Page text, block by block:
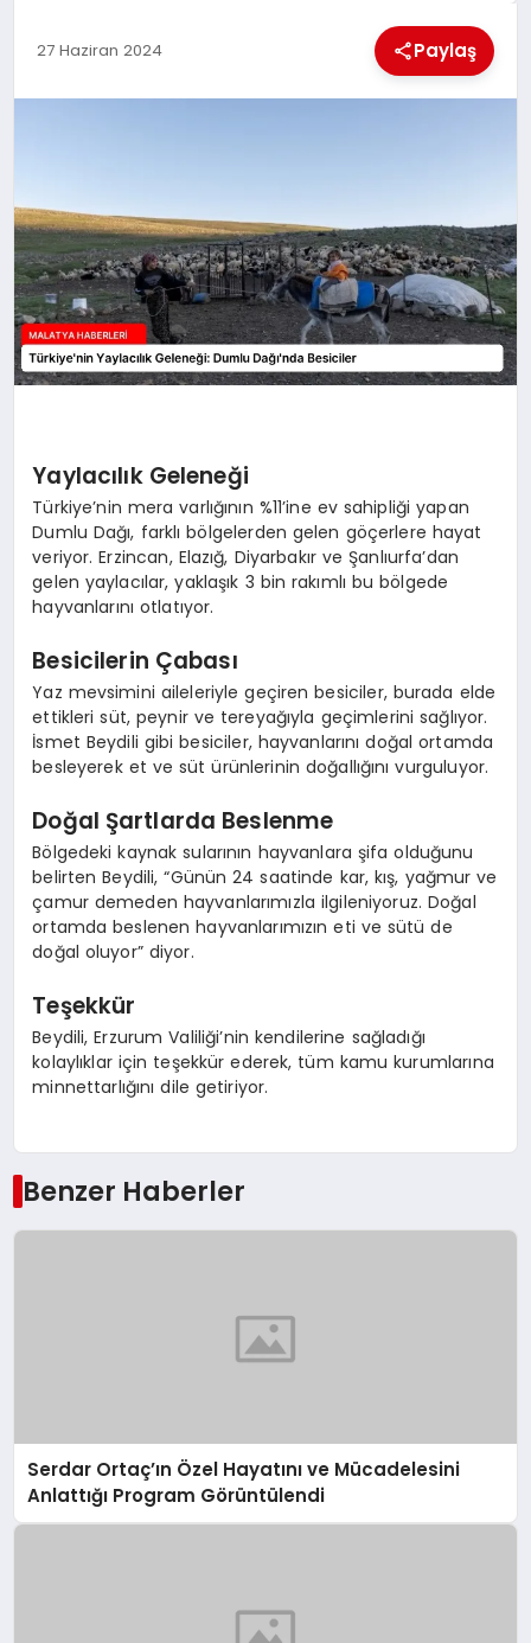
EKONOMI
SIYASET
SPOR
27 Haziran 2024 Paylaş
Yaylacılık Geleneği
Türkiye’nin mera varlığının %11’ine ev sahipliği yapan
Dumlu Dağı, farklı bölgelerden gelen göçerlere hayat
veriyor. Erzincan, Elazığ, Diyarbakır ve Şanlıurfa’dan
gelen yaylacılar, yaklaşık 3 bin rakımlı bu bölgede
hayvanlarını otlatıyor.
Besicilerin Çabası
Yaz mevsimini aileleriyle geçiren besiciler, burada elde
ettikleri süt, peynir ve tereyağıyla geçimlerini sağlıyor.
İsmet Beydili gibi besiciler, hayvanlarını doğal ortamda
besleyerek et ve süt ürünlerinin doğallığını vurguluyor.
Doğal Şartlarda Beslenme
Bölgedeki kaynak sularının hayvanlara şifa olduğunu
belirten Beydili, “Günün 24 saatinde kar, kış, yağmur ve
çamur demeden hayvanlarımızla ilgileniyoruz. Doğal
ortamda beslenen hayvanlarımızın eti ve sütü de
doğal oluyor” diyor.
Teşekkür
Beydili, Erzurum Valiliği’nin kendilerine sağladığı
kolaylıklar için teşekkür ederek, tüm kamu kurumlarına
minnettarlığını dile getiriyor.
Benzer Haberler
Serdar Ortaç’ın Özel Hayatını ve Mücadelesini
Anlattığı Program Görüntülendi